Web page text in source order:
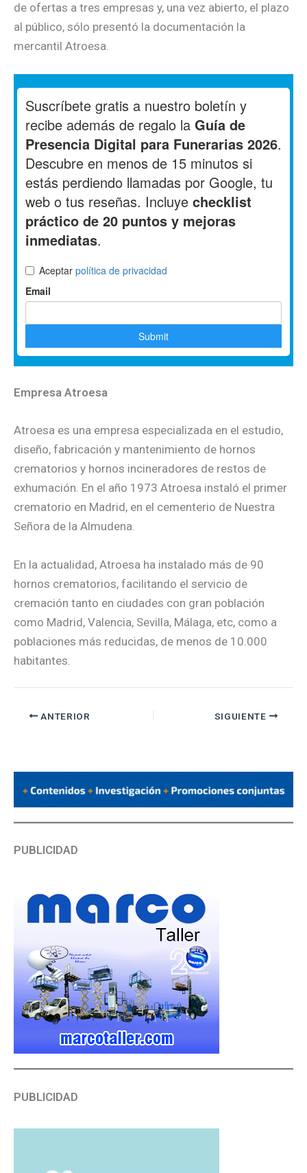
de ofertas a tres empresas y, una vez abierto, el plazo
al público, sólo presentó la documentación la
mercantil Atroesa.
Empresa Atroesa
Atroesa es una empresa especializada en el estudio,
diseño, fabricación y mantenimiento de hornos
crematorios y hornos incineradores de restos de
exhumación. En el año 1973 Atroesa instaló el primer
crematorio en Madrid, en el cementerio de Nuestra
Señora de la Almudena.
En la actualidad, Atroesa ha instalado más de 90
hornos crematorios, facilitando el servicio de
cremación tanto en ciudades con gran población
como Madrid, Valencia, Sevilla, Málaga, etc, como a
poblaciones más reducidas, de menos de 10.000
habitantes.
ANTERIOR SIGUIENTE
PUBLICIDAD
PUBLICIDAD